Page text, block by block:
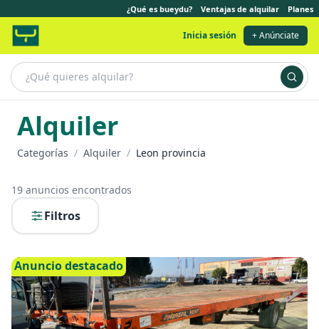
¿Qué es bueydu? Ventajas de alquilar Planes
Inicia sesión + Anúnciate
Alquiler
Categorías / Alquiler / Leon provincia
19 anuncios encontrados
Filtros
Anuncio destacado